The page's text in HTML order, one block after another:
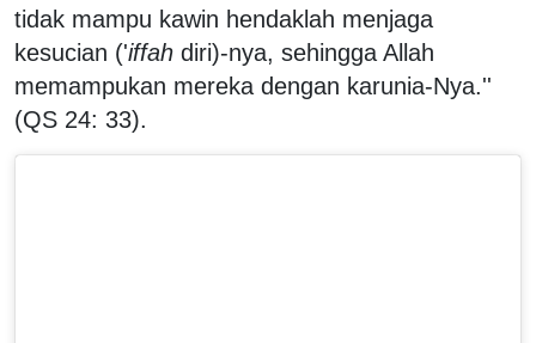
tidak mampu kawin hendaklah menjaga
kesucian ('iffah diri)-nya, sehingga Allah
memampukan mereka dengan karunia-Nya.''
(QS 24: 33).